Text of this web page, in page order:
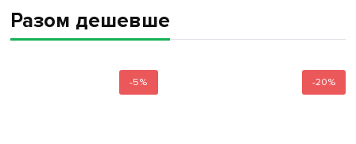
Разом дешевше
-5% -20%